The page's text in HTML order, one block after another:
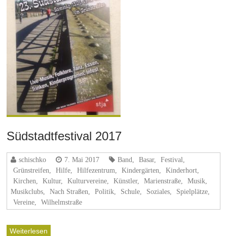
Südstadtfestival 2017
schischko 7. Mai 2017 Band Basar, Festival
Grünstreifen
Hilfe Hilfezentrum Kindergärten Kinderhort
Kirchen
Kultur, Kulturvereine Künstler, Marienstraße
Musik,
Musikclubs
Nach Straßen Politik Schule Soziales Spielplätze
Vereine
Wilhelmstraße
Weiterlesen